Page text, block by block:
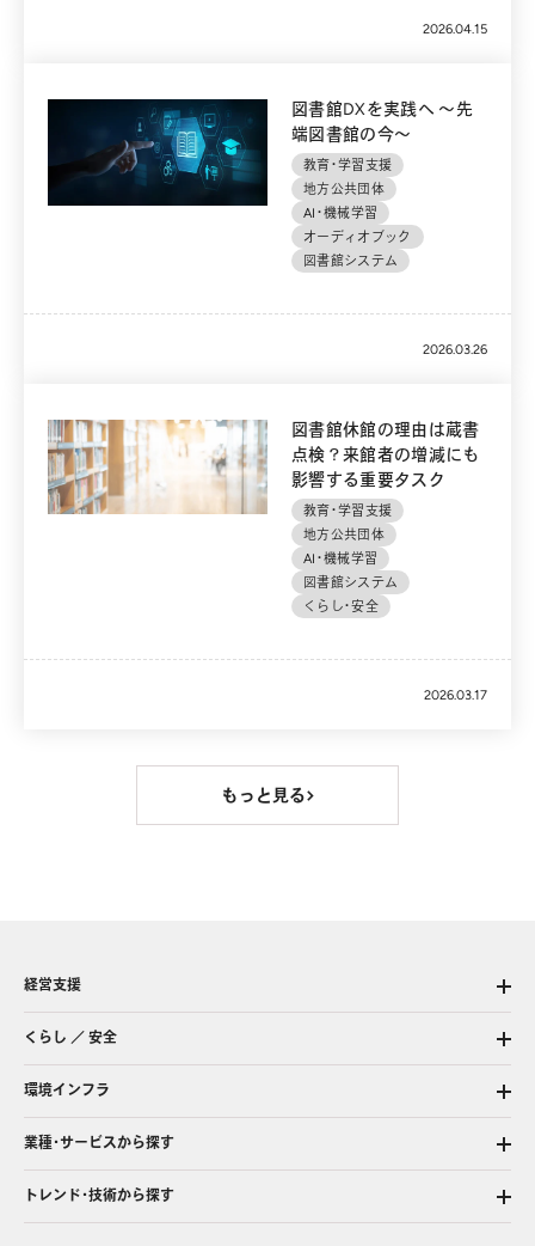
2026.04.15
図書館DXを実践へ ～先
端図書館の今～
教育・学習支援
地方公共団体
AI・機械学習
オーディオブック
図書館システム
2026.03.26
図書館休館の理由は蔵書
点検？来館者の増減にも
影響する重要タスク
教育・学習支援
地方公共団体
AI・機械学習
図書館システム
くらし・安全
2026.03.17
もっと見る
経営支援
くらし ／ 安全
環境インフラ
業種・サービスから探す
トレンド・技術から探す